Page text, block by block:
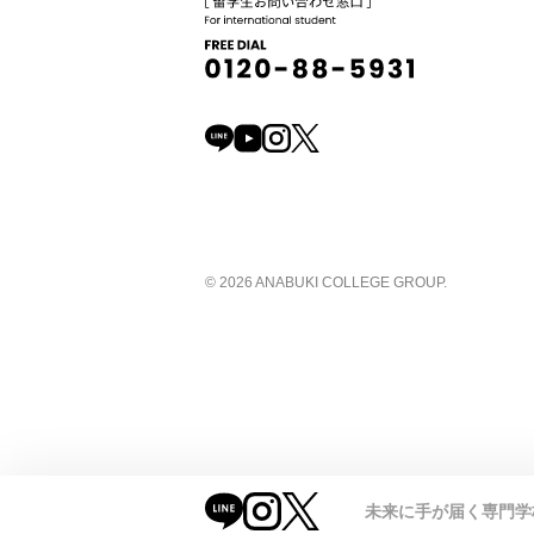
© 2026 ANABUKI COLLEGE GROUP.
未来に手が届く 専門